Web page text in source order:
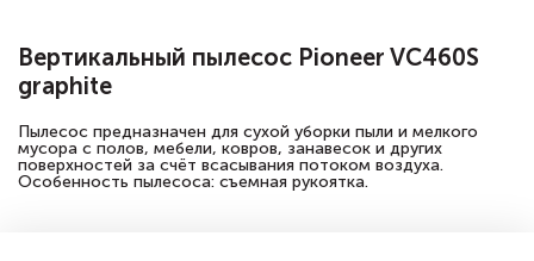
Вертикальный пылесос Pioneer VC460S
graphite
Пылесос предназначен для сухой уборки пыли и мелкого
мусора с полов, мебели, ковров, занавесок и других
поверхностей за счёт всасывания потоком воздуха.
Особенность пылесоса: съемная рукоятка.